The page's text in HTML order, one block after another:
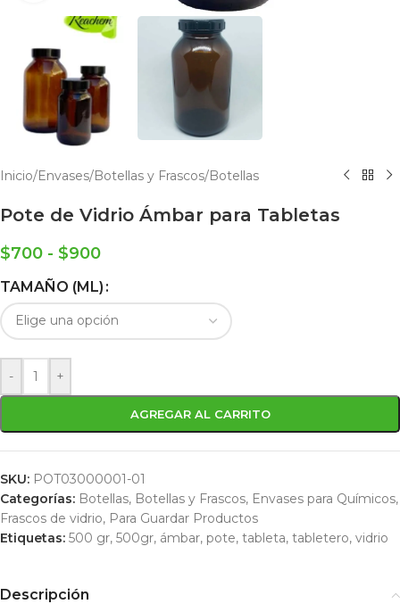
Inicio/Envases/Botellas y Frascos/Botellas
Pote de Vidrio Ámbar para Tabletas
$700 - $900
TAMAÑO (ML)
- +
AGREGAR AL CARRITO
SKU: POT03000001-01
Categorías: Botellas, Botellas y Frascos, Envases para Químicos,
Frascos de vidrio, Para Guardar Productos
Etiquetas: 500 gr, 500gr, ámbar, pote, tableta, tabletero, vidrio
Descripción